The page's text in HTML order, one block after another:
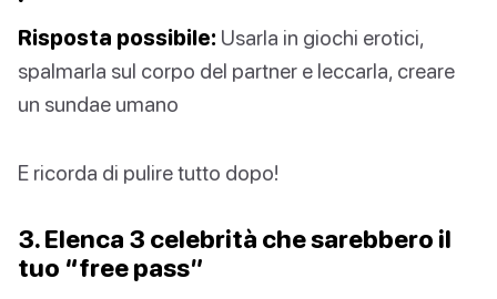
Risposta possibile: Usarla in giochi erotici,
spalmarla sul corpo del partner e leccarla, creare
un sundae umano
E ricorda di pulire tutto dopo!
3. Elenca 3 celebrità che sarebbero il
tuo “free pass”